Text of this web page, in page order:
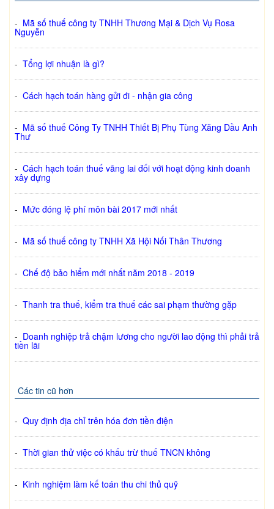
- Mã số thuế công ty TNHH Thương Mại & Dịch Vụ Rosa
Nguyễn
- Tổng lợi nhuận là gì?
- Cách hạch toán hàng gửi đi - nhận gia công
- Mã số thuế Công Ty TNHH Thiết Bị Phụ Tùng Xăng Dầu Anh
Thư
- Cách hạch toán thuế vãng lai đối với hoạt động kinh doanh
xây dựng
- Mức đóng lệ phí môn bài 2017 mới nhất
- Mã số thuế công ty TNHH Xã Hội Nối Thân Thương
- Chế độ bảo hiểm mới nhất năm 2018 - 2019
- Thanh tra thuế, kiểm tra thuế các sai phạm thường gặp
- Doanh nghiệp trả chậm lương cho người lao động thì phải trả
tiền lãi
Các tin cũ hơn
- Quy định địa chỉ trên hóa đơn tiền điện
- Thời gian thử việc có khấu trừ thuế TNCN không
- Kinh nghiệm làm kế toán thu chi thủ quỹ